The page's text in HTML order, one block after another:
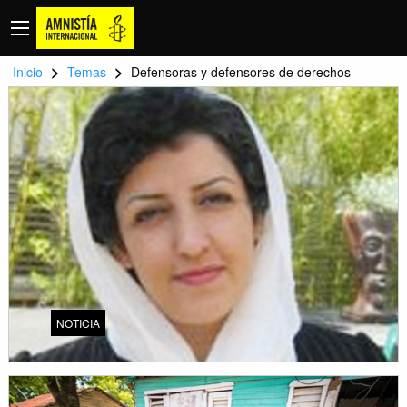
Inicio > Temas > Defensoras y defensores de derechos
NOTICIA